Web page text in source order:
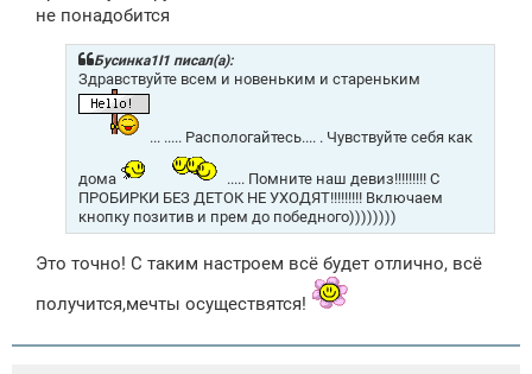
не понадобится
Бусинка1I1 писал(а):
Здравствуйте всем и новеньким и стареньким
... ..... Распологайтесь.... . Чувствуйте себя как
дома
..... Помните наш девиз!!!!!!!!! С
ПРОБИРКИ БЕЗ ДЕТОК НЕ УХОДЯТ!!!!!!!!! Включаем
кнопку позитив и прем до победного))))))))
Это точно! С таким настроем всё будет отлично, всё
получится,мечты осуществятся!